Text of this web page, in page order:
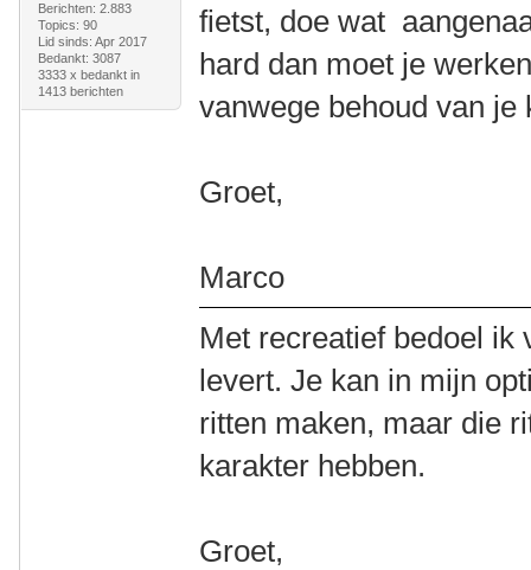
Berichten: 2.883
Topics: 90
Lid sinds: Apr 2017
Bedankt: 3087
3333 x bedankt in
1413 berichten
fietst, doe wat
hard dan moet je
vanwege behoud van je
Groet,
Marco
Met recreatief bedoel ik
levert. Je kan in mijn
ritten maken, maar die
karakter hebben.
Groet,